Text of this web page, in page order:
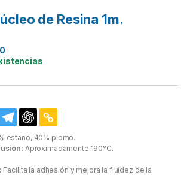
de Resina 1m.
estaño, 40% plomo.
Aproximadamente 190°C.
Facilita la adhesión y mejora la fluidez de la